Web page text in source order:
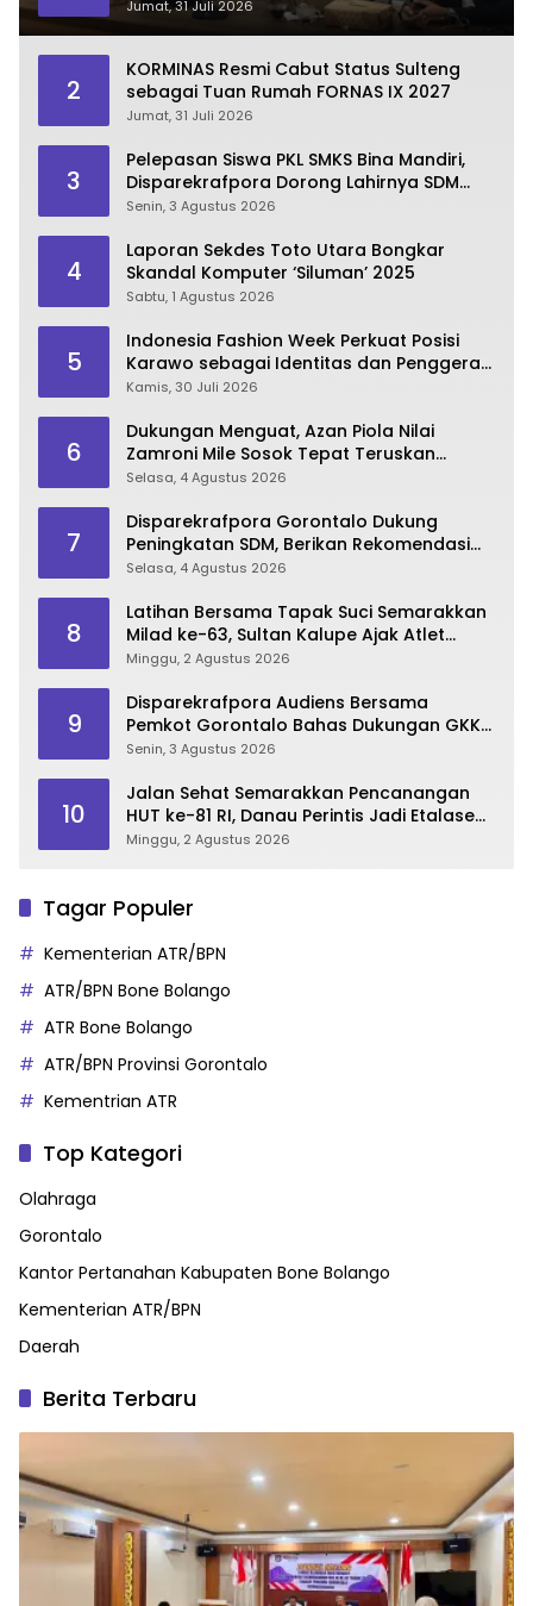
Jumat, 31 Juli 2026
2
KORMINAS Resmi Cabut Status Sulteng
sebagai Tuan Rumah FORNAS IX 2027
Jumat, 31 Juli 2026
3
Pelepasan Siswa PKL SMKS Bina Mandiri,
Disparekrafpora Dorong Lahirnya SDM
Pariwisata Unggul
Senin, 3 Agustus 2026
4
Laporan Sekdes Toto Utara Bongkar
Skandal Komputer ‘Siluman’ 2025
Sabtu, 1 Agustus 2026
5
Indonesia Fashion Week Perkuat Posisi
Karawo sebagai Identitas dan Penggerak
Ekonomi Kreatif Gorontalo
Kamis, 30 Juli 2026
6
Dukungan Menguat, Azan Piola Nilai
Zamroni Mile Sosok Tepat Teruskan
Pembangunan Bone Bolango
Selasa, 4 Agustus 2026
7
Disparekrafpora Gorontalo Dukung
Peningkatan SDM, Berikan Rekomendasi
Studi S3 bagi Pegawai
Selasa, 4 Agustus 2026
8
Latihan Bersama Tapak Suci Semarakkan
Milad ke-63, Sultan Kalupe Ajak Atlet
Lestarikan Budaya Bela Diri
Minggu, 2 Agustus 2026
9
Disparekrafpora Audiens Bersama
Pemkot Gorontalo Bahas Dukungan GKK
2026
Senin, 3 Agustus 2026
10
Jalan Sehat Semarakkan Pencanangan
HUT ke-81 RI, Danau Perintis Jadi Etalase
Wisata Gorontalo
Minggu, 2 Agustus 2026
Tagar Populer
Kementerian ATR/BPN
ATR/BPN Bone Bolango
ATR Bone Bolango
ATR/BPN Provinsi Gorontalo
Kementrian ATR
Top Kategori
Olahraga
Gorontalo
Kantor Pertanahan Kabupaten Bone Bolango
Kementerian ATR/BPN
Daerah
Berita Terbaru